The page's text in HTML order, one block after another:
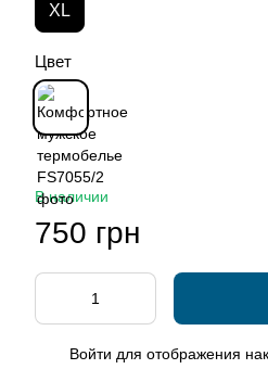
XL
Цвет
В наличии
750 грн
Войти для отображения